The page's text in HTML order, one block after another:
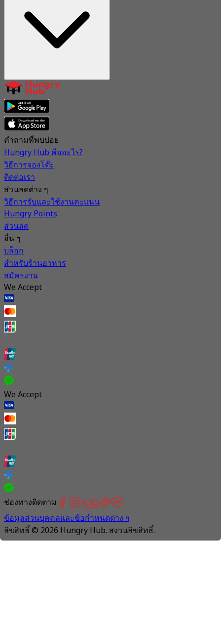
คำถามที่พบบ่อย
Hungry Hub คืออะไร?
วิธีการจองโต๊ะ
ติดต่อเรา
ส่วนลดต่าง ๆ
วิธีการรับและใช้งานคะแนน
Hungry Points
ส่วนลด
อื่น ๆ
บล็อก
สำหรับร้านอาหาร
สมัครงาน
We Accept
We Accept
ช่องทางติดตาม
ข้อมูลส่วนบุคคลและข้อกำหนดต่าง ๆ
ลิขสิทธิ์ © 2026 Hungry Hub. สงวนลิขสิทธิ์.
Connection